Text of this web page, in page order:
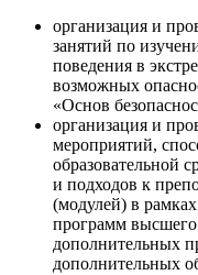
организация и
занятий по
поведения в
возможных
«Основ
организация и
мероприятий,
образовательной
и подходов к
(модулей) в
программ высшего
дополнительных
дополнительных